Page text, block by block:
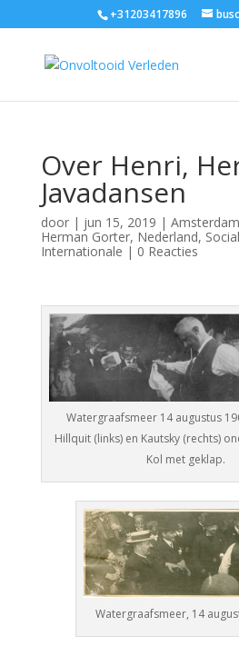
+31203417896
Over Henri,
Javadansen
door | jun 15, 2019 | Amsterdam
Herman Gorter, Nederland,
Internationale | 0 Reacties
Watergraafsmeer 14 augustus
Hillquit (links) en Kautsky (rechts)
Kol met geklap.
Watergraafsmeer, 14